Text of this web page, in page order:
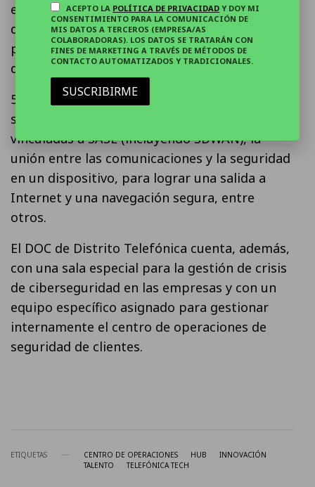
en el que se recopila información de los
dispositivos y se analiza para ver el grado de
peligrosidad y ayuda a las empresas a tomar
decisiones.
5. Servicios de seguridad en la nube: Son los
servicios de las tecnologías más punteras
vinculadas a SASE (incluyendo SDWAN), la
unión entre las comunicaciones y la seguridad
en un dispositivo, para lograr una salida a
Internet y una navegación segura, entre
otros.
El DOC de Distrito Telefónica cuenta, además,
con una sala especial para la gestión de crisis
de ciberseguridad en las empresas y con un
equipo específico asignado para gestionar
internamente el centro de operaciones de
seguridad de clientes.
ETIQUETAS CENTRO DE OPERACIONES HUB
INNOVACIÓN
TALENTO
TELEFÓNICA TECH
ACEPTO LA POLÍTICA DE PRIVACIDAD Y DOY MI
CONSENTIMIENTO PARA LA COMUNICACIÓN DE
MIS DATOS A TERCEROS (EMPRESA/AS
COLABORADORAS). LOS DATOS SE TRATARÁN CON
FINES DE MARKETING A TRAVÉS DE MÉTODOS DE
CONTACTO AUTOMATIZADOS Y TRADICIONALES.
SUSCRIBIRME